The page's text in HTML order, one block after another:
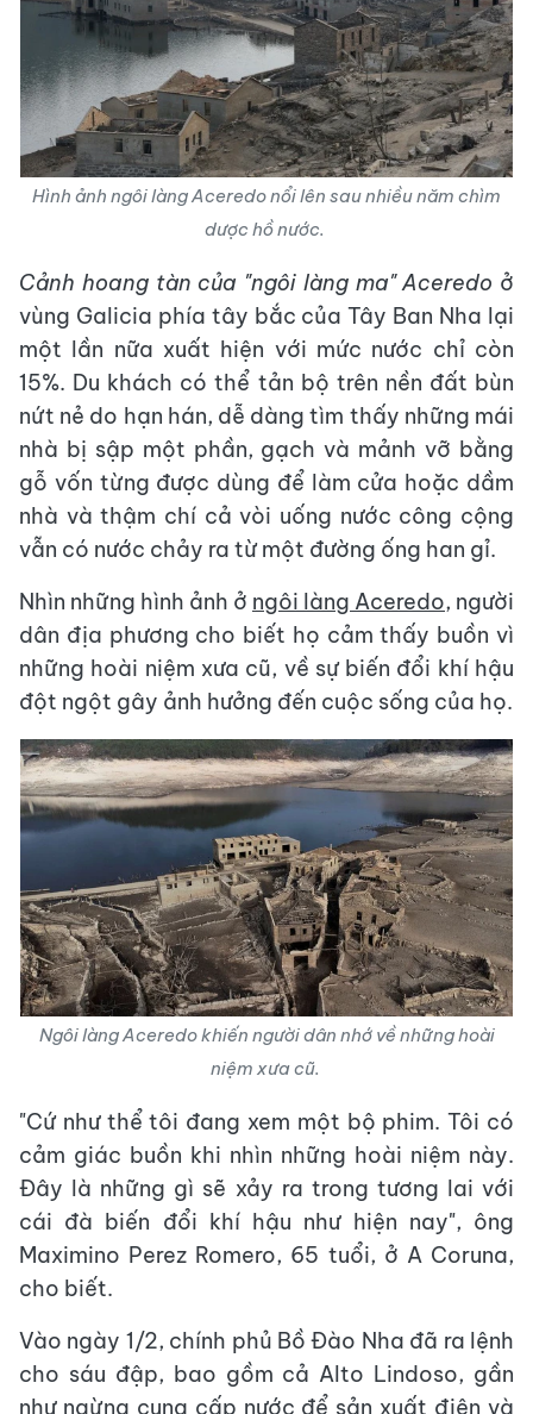
Hình ảnh ngôi làng Aceredo nổi lên sau nhiều năm chìm
dược hồ nước.
Cảnh hoang tàn của "ngôi làng ma" Aceredo ở
vùng Galicia phía tây bắc của Tây Ban Nha lại
một lần nữa xuất hiện với mức nước chỉ còn
15%. Du khách có thể tản bộ trên nền đất bùn
nứt nẻ do hạn hán, dễ dàng tìm thấy những mái
nhà bị sập một phần, gạch và mảnh vỡ bằng
gỗ vốn từng được dùng để làm cửa hoặc dầm
nhà và thậm chí cả vòi uống nước công cộng
vẫn có nước chảy ra từ một đường ống han gỉ.
Nhìn những hình ảnh ở ngôi làng Aceredo, người
dân địa phương cho biết họ cảm thấy buồn vì
những hoài niệm xưa cũ, về sự biến đổi khí hậu
đột ngột gây ảnh hưởng đến cuộc sống của họ.
Ngôi làng Aceredo khiến người dân nhớ về những hoài
niệm xưa cũ.
"Cứ như thể tôi đang xem một bộ phim. Tôi có
cảm giác buồn khi nhìn những hoài niệm này.
Đây là những gì sẽ xảy ra trong tương lai với
cái đà biến đổi khí hậu như hiện nay", ông
Maximino Perez Romero, 65 tuổi, ở A Coruna,
cho biết.
Vào ngày 1/2, chính phủ Bồ Đào Nha đã ra lệnh
cho sáu đập, bao gồm cả Alto Lindoso, gần
như ngừng cung cấp nước để sản xuất điện và